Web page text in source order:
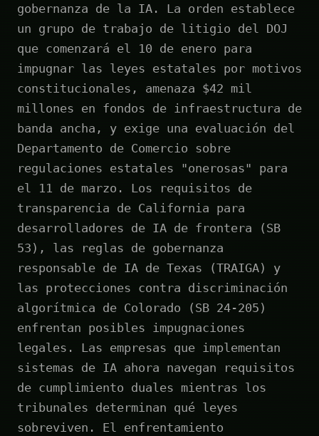
gobernanza de la IA. La orden establece
un grupo de trabajo de litigio del DOJ
que comenzará el 10 de enero para
impugnar las leyes estatales por motivos
constitucionales, amenaza $42 mil
millones en fondos de infraestructura de
banda ancha, y exige una evaluación del
Departamento de Comercio sobre
regulaciones estatales "onerosas" para
el 11 de marzo. Los requisitos de
transparencia de California para
desarrolladores de IA de frontera (SB
53), las reglas de gobernanza
responsable de IA de Texas (TRAIGA) y
las protecciones contra discriminación
algorítmica de Colorado (SB 24-205)
enfrentan posibles impugnaciones
legales. Las empresas que implementan
sistemas de IA ahora navegan requisitos
de cumplimiento duales mientras los
tribunales determinan qué leyes
sobreviven. El enfrentamiento